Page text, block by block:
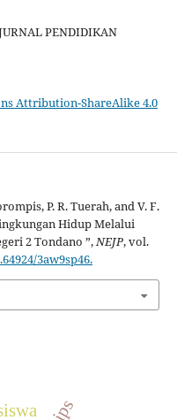
PENDIDIKAN
Attribution-ShareAlike 4.0
P. R. Tuerah, and V. F.
Hidup Melalui
2 Tondano ”,NEJP, vol.
3aw9sp46.